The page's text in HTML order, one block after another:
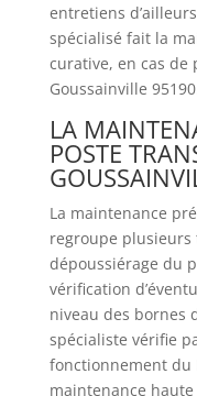
entretiens
spécialisé fait la
curative, en cas de
Goussainville
LA
POSTE
La maintenance
regroupe plusieurs
dépoussiérage du
vérification
niveau des bornes
spécialiste vérifie
fonctionnement du
maintenance